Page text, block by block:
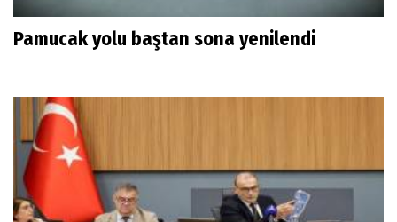
Pamucak yolu baştan sona yenilendi